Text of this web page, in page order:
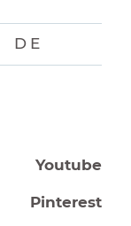
Youtube
Pinterest
DE